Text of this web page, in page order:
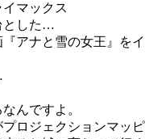
マックス
とした…
アナと雪の女王』を
んですよ。
ロジェクションマッ